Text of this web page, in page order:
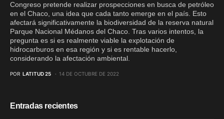
Congreso pretende realizar prospecciones en busca de petróleo
en el Chaco, una idea que cada tanto emerge en el país. Esto
afectará significativamente la biodiversidad de la reserva natural
Parque Nacional Médanos del Chaco. Tras varios intentos, la
pregunta es si es realmente viable la explotación de
hidrocarburos en esa región y si es rentable hacerlo,
considerando la afectación ambiental.
POR LATITUD 25 14 DE OCTUBRE DE 2022
Entradas recientes